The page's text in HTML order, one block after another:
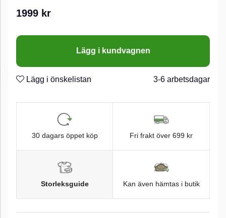
1999 kr
Lägg i kundvagnen
Lägg i önskelistan 3-6 arbetsdagar
30 dagars öppet köp Fri frakt över 699 kr
Storleksguide Kan även hämtas i butik